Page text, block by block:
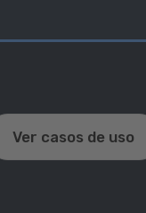
Ver casos de uso